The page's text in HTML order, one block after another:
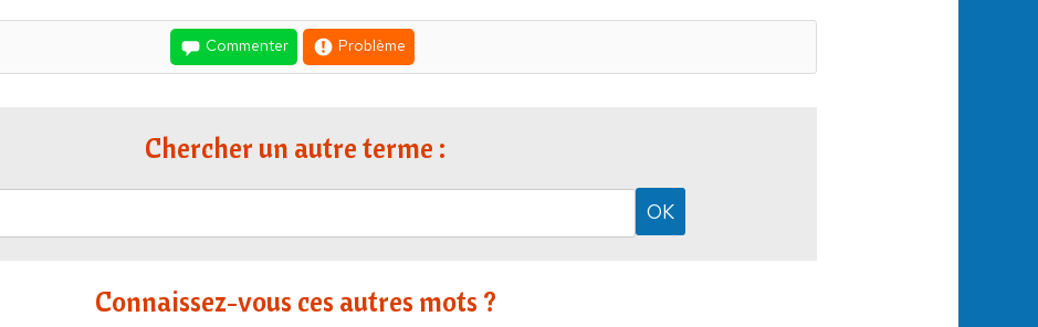
Commenter Problème
Chercher un autre terme :
Connaissez-vous ces autres mots ?